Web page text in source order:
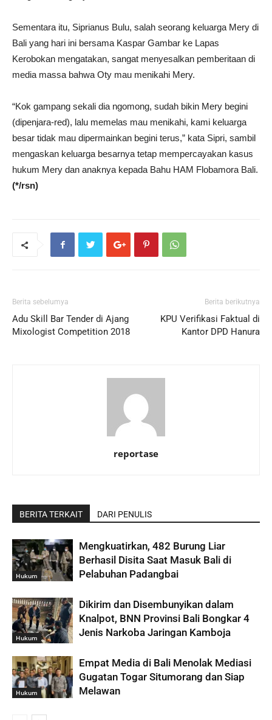
Sementara itu, Siprianus Bulu, salah seorang keluarga Mery di
Bali yang hari ini bersama Kaspar Gambar ke Lapas
Kerobokan mengatakan, sangat menyesalkan pemberitaan di
media massa bahwa Oty mau menikahi Mery.
“Kok gampang sekali dia ngomong, sudah bikin Mery begini
(dipenjara-red), lalu memelas mau menikahi, kami keluarga
besar tidak mau dipermainkan begini terus,” kata Sipri, sambil
mengaskan keluarga besarnya tetap mempercayakan kasus
hukum Mery dan anaknya kepada Bahu HAM Flobamora Bali.
(*/rsn)
Berita sebelumya
Adu Skill Bar Tender di Ajang
Mixologist Competition 2018
Berita berikutnya
KPU Verifikasi Faktual di
Kantor DPD Hanura
reportase
BERITA TERKAIT DARI PENULIS
Hukum
Mengkuatirkan, 482 Burung Liar
Berhasil Disita Saat Masuk Bali di
Pelabuhan Padangbai
Hukum
Dikirim dan Disembunyikan dalam
Knalpot, BNN Provinsi Bali Bongkar 4
Jenis Narkoba Jaringan Kamboja
Hukum
Empat Media di Bali Menolak Mediasi
Gugatan Togar Situmorang dan Siap
Melawan